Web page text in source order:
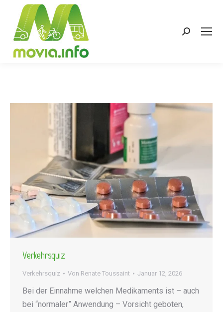
Search:
Verkehrsquiz
Verkehrsquiz Von Renate Toussaint Januar 12, 2026
Bei der Einnahme welchen Medikaments ist – auch
bei “normaler” Anwendung – Vorsicht geboten,